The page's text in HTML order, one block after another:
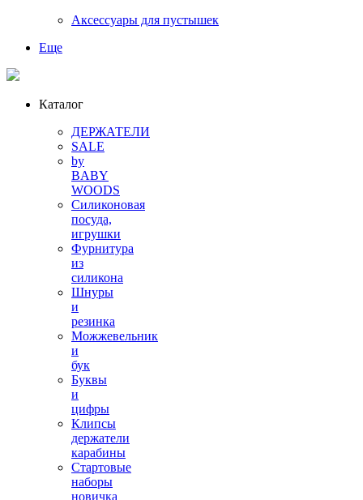
Аксессуары для пустышек
Еще
Каталог
ДЕРЖАТЕЛИ
SALE
by
BABY
WOODS
Силиконовая
посуда,
игрушки
Фурнитура
из
силикона
Шнуры
и
резинка
Можжевельник
и
бук
Буквы
и
цифры
Клипсы
держатели
карабины
Стартовые
наборы
новичка